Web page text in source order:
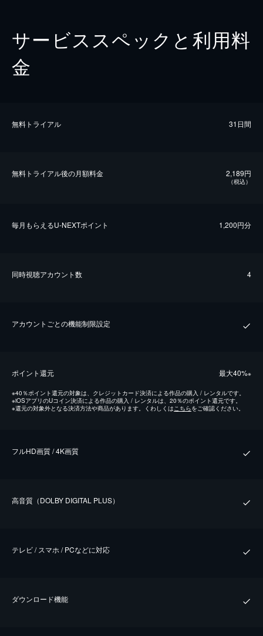
サービススペックと利用料
金
無料トライアル 31日間
無料トライアル後の⽉額料金 2,189円
（税込）
毎⽉もらえるU-NEXTポイント 1,200円分
同時視聴アカウント数 4
アカウントごとの機能制限設定
ポイント還元 最⼤40%※
※40％ポイント還元の対象は、クレジットカード決済による作品の購入 / レンタルです。
※iOSアプリのUコイン決済による作品の購入 / レンタルは、20％のポイント還元です。
※還元の対象外となる決済方法や商品があります。くわしくはこちらをご確認ください。
フルHD画質 / 4K画質
⾼⾳質（DOLBY DIGITAL PLUS）
テレビ / スマホ / PCなどに対応
ダウンロード機能